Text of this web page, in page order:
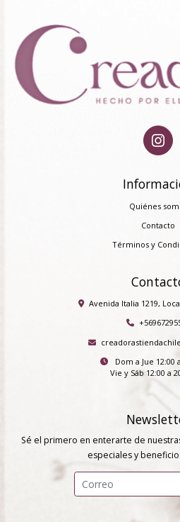
Quiénes
Contacto
Términos y
Avenida Italia 1219,
Dom a Jue 12:00
Vie y Sáb 12:00 a
Sé el primero en enterarte de
especiales y